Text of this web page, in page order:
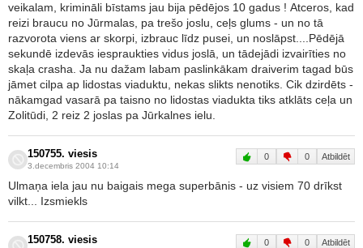
veikalam, krimināli bīstams jau bija pēdējos 10 gadus ! Atceros, kad
reizi braucu no Jūrmalas, pa trešo joslu, ceļs glums - un no tā
razvorota viens ar skorpi, izbrauc līdz pusei, un noslāpst....Pēdējā
sekundē izdevās iespraukties vidus joslā, un tādejādi izvairīties no
skaļa crasha. Ja nu dažam labam paslinkākam draiverim tagad būs
jāmet cilpa ap lidostas viaduktu, nekas slikts nenotiks. Cik dzirdēts -
nākamgad vasarā pa taisno no lidostas viadukta tiks atklāts ceļa un
Zolitūdi, 2 reiz 2 joslas pa Jūrkalnes ielu.
150755. viesis
3.decembris 2004 10:14
0 0 Atbildēt
Ulmaņa iela jau nu baigais mega superbānis - uz visiem 70 drīkst
vilkt... Izsmiekls
150758. viesis 0 0 Atbildēt